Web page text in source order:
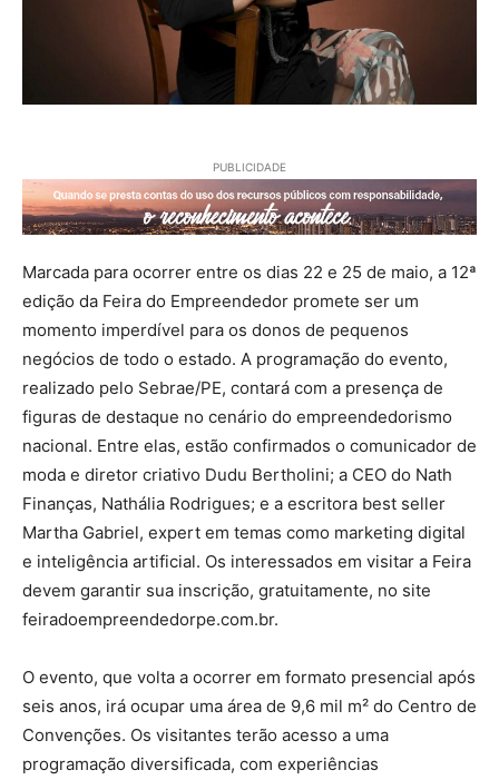
PUBLICIDADE
Marcada para ocorrer entre os dias 22 e 25 de maio, a 12ª
edição da Feira do Empreendedor promete ser um
momento imperdível para os donos de pequenos
negócios de todo o estado. A programação do evento,
realizado pelo Sebrae/PE, contará com a presença de
figuras de destaque no cenário do empreendedorismo
nacional. Entre elas, estão confirmados o comunicador de
moda e diretor criativo Dudu Bertholini; a CEO do Nath
Finanças, Nathália Rodrigues; e a escritora best seller
Martha Gabriel, expert em temas como marketing digital
e inteligência artificial. Os interessados em visitar a Feira
devem garantir sua inscrição, gratuitamente, no site
feiradoempreendedorpe.com.br.
O evento, que volta a ocorrer em formato presencial após
seis anos, irá ocupar uma área de 9,6 mil m² do Centro de
Convenções. Os visitantes terão acesso a uma
programação diversificada, com experiências